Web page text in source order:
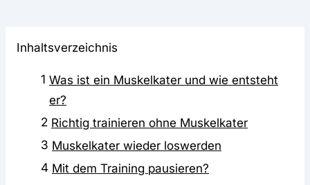
Inhaltsverzeichnis
1 Was ist ein Muskelkater und wie entsteht
er?
2 Richtig trainieren ohne Muskelkater
3 Muskelkater wieder loswerden
4 Mit dem Training pausieren?